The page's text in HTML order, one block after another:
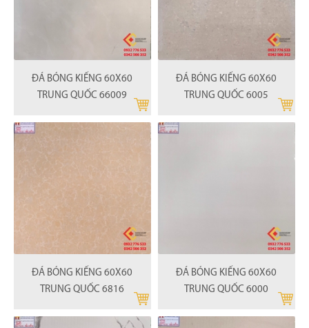
ĐÁ BÓNG KIẾNG 60X60
TRUNG QUỐC 66009
ĐÁ BÓNG KIẾNG 60X60
TRUNG QUỐC 6005
ĐÁ BÓNG KIẾNG 60X60
TRUNG QUỐC 6816
ĐÁ BÓNG KIẾNG 60X60
TRUNG QUỐC 6000